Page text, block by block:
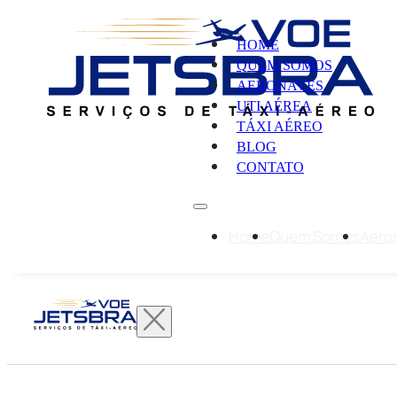
HOME
QUEM SOMOS
AERONAVES
UTI AÉREA
TÁXI AÉREO
BLOG
CONTATO
Home Quem Somos